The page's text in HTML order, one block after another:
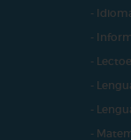
-
-
-
-
-
-